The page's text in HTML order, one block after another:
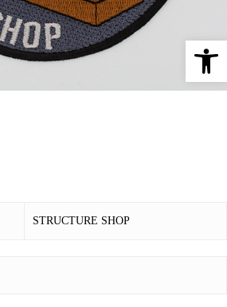
STRUCTURE SHOP